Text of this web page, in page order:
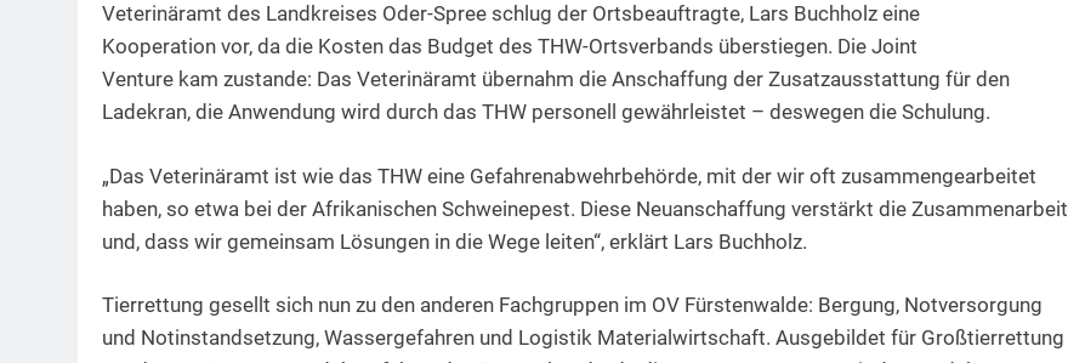
Veterinäramt des Landkreises Oder-Spree schlug der Ortsbeauftragte, Lars Buchholz eine
Kooperation vor, da die Kosten das Budget des THW-Ortsverbands überstiegen. Die Joint
Venture kam zustande: Das Veterinäramt übernahm die Anschaffung der Zusatzausstattung für den
Ladekran, die Anwendung wird durch das THW personell gewährleistet – deswegen die Schulung.
„Das Veterinäramt ist wie das THW eine Gefahrenabwehrbehörde, mit der wir oft zusammengearbeitet
haben, so etwa bei der Afrikanischen Schweinepest. Diese Neuanschaffung verstärkt die Zusammenarbeit
und, dass wir gemeinsam Lösungen in die Wege leiten“, erklärt Lars Buchholz.
Tierrettung gesellt sich nun zu den anderen Fachgruppen im OV Fürstenwalde: Bergung, Notversorgung
und Notinstandsetzung, Wassergefahren und Logistik Materialwirtschaft. Ausgebildet für Großtierrettung